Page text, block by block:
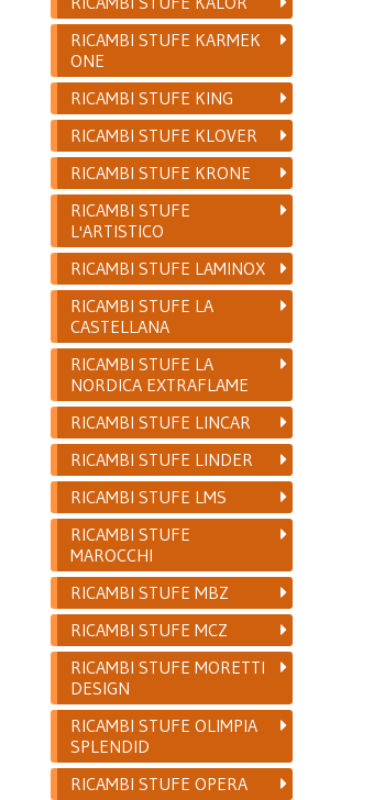
RICAMBI STUFE KARMEK
ONE
RICAMBI STUFE KING
RICAMBI STUFE KLOVER
RICAMBI STUFE KRONE
RICAMBI STUFE
L'ARTISTICO
RICAMBI STUFE LAMINOX
RICAMBI STUFE LA
CASTELLANA
RICAMBI STUFE LA
NORDICA EXTRAFLAME
RICAMBI STUFE LINCAR
RICAMBI STUFE LINDER
RICAMBI STUFE LMS
RICAMBI STUFE
MAROCCHI
RICAMBI STUFE MBZ
RICAMBI STUFE MCZ
RICAMBI STUFE MORETTI
DESIGN
RICAMBI STUFE OLIMPIA
SPLENDID
RICAMBI STUFE OPERA